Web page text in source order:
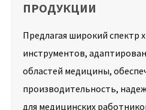
ПРОДУКЦИИ
Предлагая широкий спектр
инструментов,
областей медицины,
производительность,
для медицинских